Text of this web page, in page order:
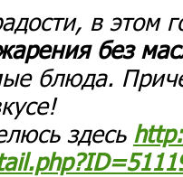
в этом
без
блюда.
здесь